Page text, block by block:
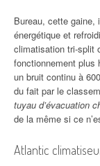
Bureau, cette gaine,
énergétique et
climatisation tri-split
fonctionnement plus
un bruit continu à
du fait par le
tuyau d’évacuation
de la même si ce
Atlantic